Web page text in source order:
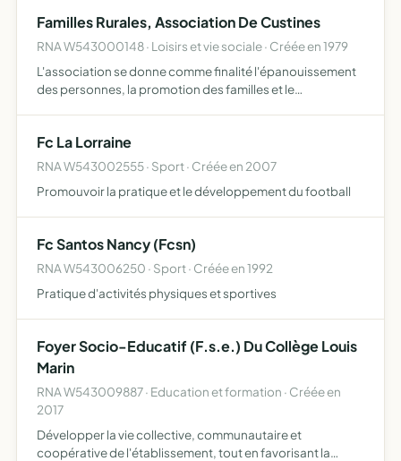
Familles Rurales, Association De Custines
RNA W543000148 · Loisirs et vie sociale · Créée en 1979
L'association se donne comme finalité l'épanouissement
des personnes, la promotion des familles et le
notamment en inté…
Fc La Lorraine
RNA W543002555 · Sport · Créée en 2007
Promouvoir la pratique et le développement du football
Fc Santos Nancy (Fcsn)
RNA W543006250 · Sport · Créée en 1992
Pratique d'activités physiques et sportives
Foyer Socio-Educatif (F.s.e.) Du Collège Louis
Marin
RNA W543009887 · Education et formation · Créée en
2017
Développer la vie collective, communautaire et
coopérative de l'établissement, tout en favorisant la